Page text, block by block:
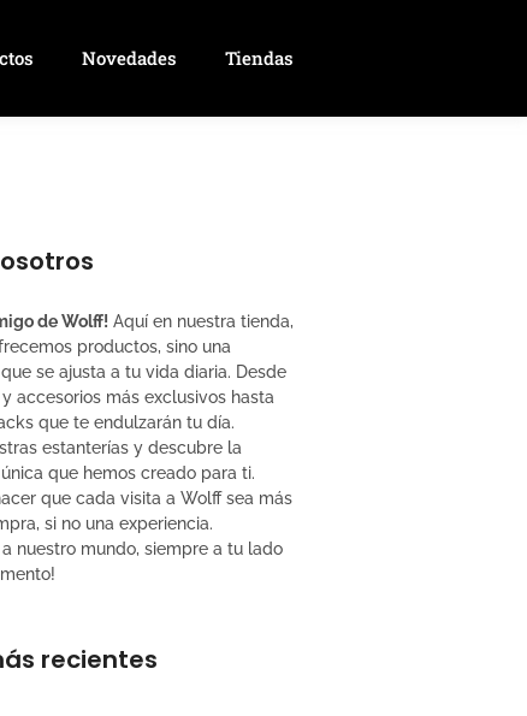
Novedades Tiendas
de Wolff! Aquí en nuestra tienda,
productos, sino una
se ajusta a tu vida diaria. Desde
accesorios más exclusivos hasta
que te endulzarán tu día.
estanterías y descubre la
que hemos creado para ti.
que cada visita a Wolff sea más
si no una experiencia.
a nuestro mundo, siempre a tu lado
recientes